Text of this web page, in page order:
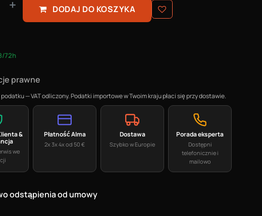
DODAJ DO KOSZYKA
72h
prawne
— VAT odliczony. Podatki importowe w Twoim kraju płaci się przy dostawie.
&
we
Płatność Alma
2x 3x 4x od 50 €
Dostawa
Szybko w Europie
Porada eksperta
Dostępni
telefonicznie i
mailowo
odstąpienia od umowy